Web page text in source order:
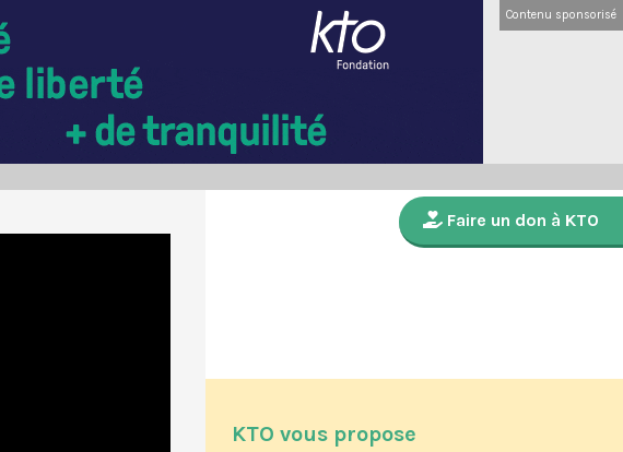
Contenu sponsorisé
Faire un don à KTO
KTO vous propose